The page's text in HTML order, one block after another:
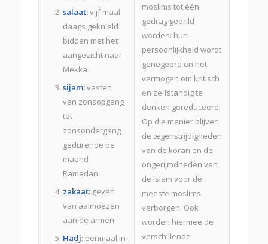
salaat:vijf maal
daags geknield
bidden met het
aangezicht naar
Mekka
sijam:vasten
van zonsopgang
tot
zonsondergang
gedurende de
maand
Ramadan.
zakaat: geven
van aalmoezen
aan de armen
Hadj: eenmaal in
moslims tot één
gedrag gedrild
worden: hun
persoonlijkheid wordt
genegeerd en het
vermogen om kritisch
en zelfstandig te
denken gereduceerd.
Op die manier blijven
de tegenstrijdigheden
van de koran en de
ongerijmdheden van
de islam voor de
meeste moslims
verborgen. Ook
worden hiermee de
verschillende